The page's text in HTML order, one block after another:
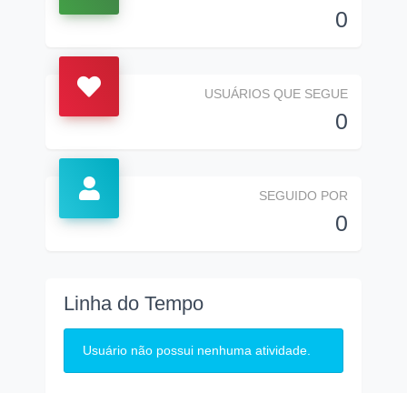
0
USUÁRIOS QUE SEGUE
0
SEGUIDO POR
0
Linha do Tempo
Usuário não possui nenhuma atividade.